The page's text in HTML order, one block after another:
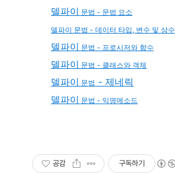
델파이 문법 - 문법 요소
델파이 문법 - 데이터 타입, 변수 및 상수
델파이 문법 - 프로시저와 함수
델파이 문법 - 클래스와 객체
델파이 문법 - 제네릭
델파이 문법 - 익명메소드
공감 구독하기